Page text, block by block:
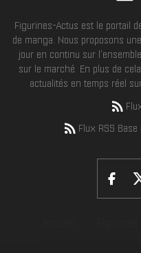
Figurines-Actus est le portail
de manga. Nous proposons
jour en continu sur
sur le marché. En plus de
actualités en temps réel
Flux RSS